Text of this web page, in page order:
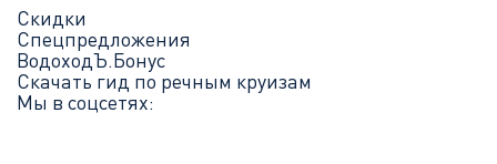
Скидки
Спецпредложения
ВодоходЪ.Бонус
Скачать гид по речным круизам
Мы в соцсетях: